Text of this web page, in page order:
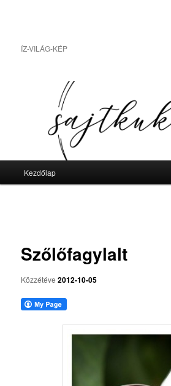
tartalomraÍZ-VILÁG-KÉP
Kezdőlap
Szőlőfagylalt
Közzétéve2012-10-05